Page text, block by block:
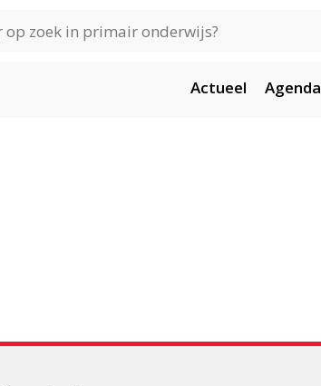
Actueel Agenda